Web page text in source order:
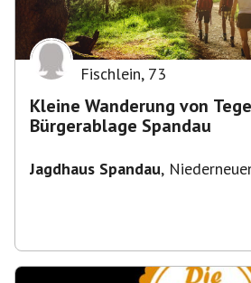
Fischlein, 73
Kleine Wanderung von
Bürgerablage Spandau
Jagdhaus Spandau,